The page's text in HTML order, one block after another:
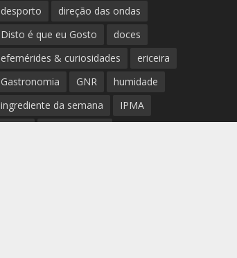
desporto
direção das ondas
Disto é que eu Gosto
doces
efemérides & curiosidades
ericeira
Gastronomia
GNR
humidade
ingrediente da semana
IPMA